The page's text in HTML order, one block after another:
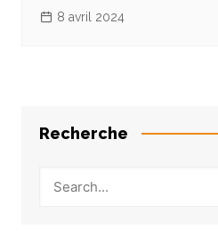
8 avril 2024
Recherche